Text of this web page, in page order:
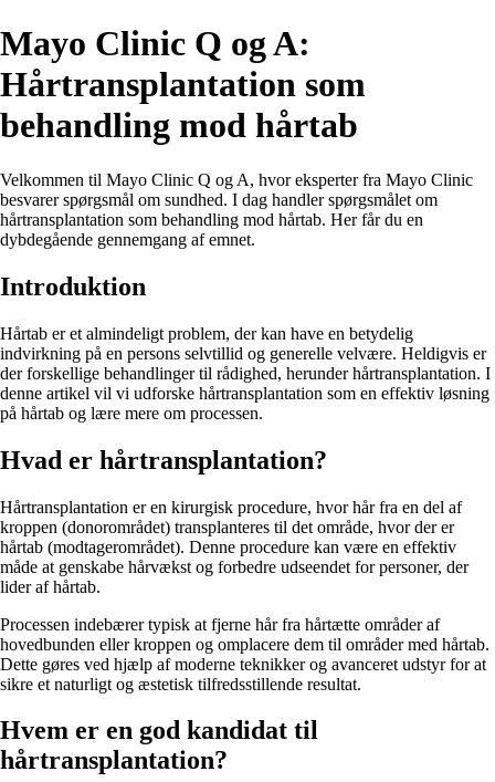
Mayo Clinic Q og A:
Hårtransplantation som
behandling mod hårtab
Velkommen til Mayo Clinic Q og A, hvor eksperter fra Mayo Clinic
besvarer spørgsmål om sundhed. I dag handler spørgsmålet om
hårtransplantation som behandling mod hårtab. Her får du en
dybdegående gennemgang af emnet.
Introduktion
Hårtab er et almindeligt problem, der kan have en betydelig
indvirkning på en persons selvtillid og generelle velvære. Heldigvis er
der forskellige behandlinger til rådighed, herunder hårtransplantation. I
denne artikel vil vi udforske hårtransplantation som en effektiv løsning
på hårtab og lære mere om processen.
Hvad er hårtransplantation?
Hårtransplantation er en kirurgisk procedure, hvor hår fra en del af
kroppen (donorområdet) transplanteres til det område, hvor der er
hårtab (modtagerområdet). Denne procedure kan være en effektiv
måde at genskabe hårvækst og forbedre udseendet for personer, der
lider af hårtab.
Processen indebærer typisk at fjerne hår fra hårtætte områder af
hovedbunden eller kroppen og omplacere dem til områder med hårtab.
Dette gøres ved hjælp af moderne teknikker og avanceret udstyr for at
sikre et naturligt og æstetisk tilfredsstillende resultat.
Hvem er en god kandidat til
hårtransplantation?